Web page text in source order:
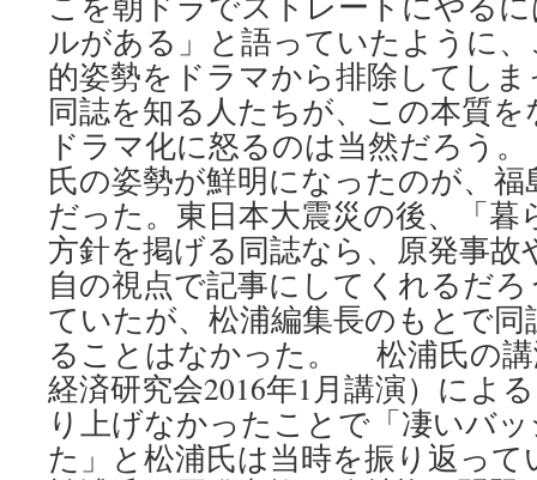
ルがある」と語っていたように
的姿勢をドラマから排除してし
同誌を知る人たちが、この本質
ドラマ化に怒るのは当然だろう
氏の姿勢が鮮明になったのが、
だった。東日本大震災の後、「
方針を掲げる同誌なら、原発事故
自の視点で記事にしてくれるだ
ていたが、松浦編集長のもとで
ることはなかった。 松浦氏の講
経済研究会2016年1月講演）によ
り上げなかったことで「凄いバ
た」と松浦氏は当時を振り返っ